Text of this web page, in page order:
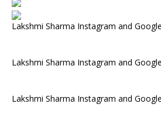
Lakshmi Sharma Instagram and
Lakshmi Sharma Instagram and
Lakshmi Sharma Instagram and